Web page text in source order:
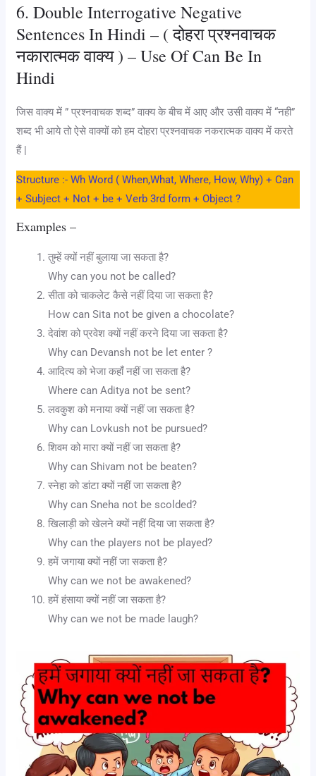
6. Double Interrogative Negative
Sentences In Hindi – ( दोहरा प्रश्नवाचक
नकारात्मक वाक्य ) – Use Of Can Be In
Hindi
जिस वाक्य में ” प्रश्नवाचक शब्द” वाक्य के बीच में आए और उसी वाक्य में “नही”
शब्द भी आये तो ऐसे वाक्यों को हम दोहरा प्रश्नवाचक नकरात्मक वाक्य में करते
हैं |
Structure :- Wh Word ( When,What, Where, How, Why) + Can
+ Subject + Not + be + Verb 3rd form + Object ?
Examples –
तुम्हें क्यों नहीं बुलाया जा सकता है?
Why can you not be called?
सीता को चाकलेट कैसे नहीं दिया जा सकता है?
How can Sita not be given a chocolate?
देवांश को प्रवेश क्यों नहीं करने दिया जा सकता है?
Why can Devansh not be let enter ?
आदित्य को भेजा कहाँ नहीं जा सकता है?
Where can Aditya not be sent?
लवकुश को मनाया क्यों नहीं जा सकता है?
Why can Lovkush not be pursued?
शिवम को मारा क्यों नहीं जा सकता है?
Why can Shivam not be beaten?
स्नेहा को डांटा क्यों नहीं जा सकता है?
Why can Sneha not be scolded?
खिलाड़ी को खेलने क्यों नहीं दिया जा सकता है?
Why can the players not be played?
हमें जगाया क्यों नहीं जा सकता है?
Why can we not be awakened?
हमें हंसाया क्यों नहीं जा सकता है?
Why can we not be made laugh?